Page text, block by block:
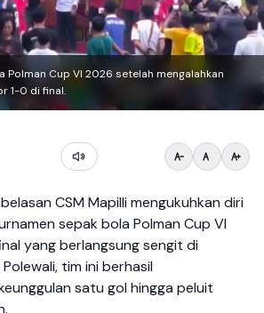
Polman Cup VI 2026 setelah mengalahkan
1-0 di final.
CSM Mapilli mengukuhkan diri
sepak bola Polman Cup VI
yang berlangsung sengit di
tim ini berhasil
satu gol hingga peluit